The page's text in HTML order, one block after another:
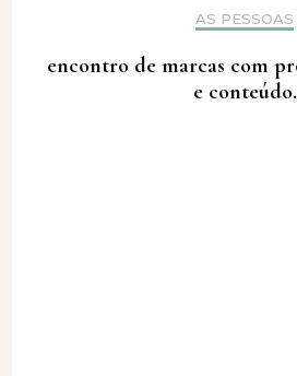
AS PESSOAS
encontro de marcas com
e conteúdo.